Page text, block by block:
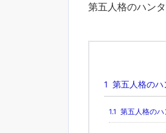
第五人格のハン
1 第五人格のハ
1.1 第五人格の